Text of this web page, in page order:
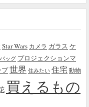
Star Wars カメラ ガラス ケ
バッグ プロジェクションマ
プ世界 住みたい 住宅 動物
買えるもの